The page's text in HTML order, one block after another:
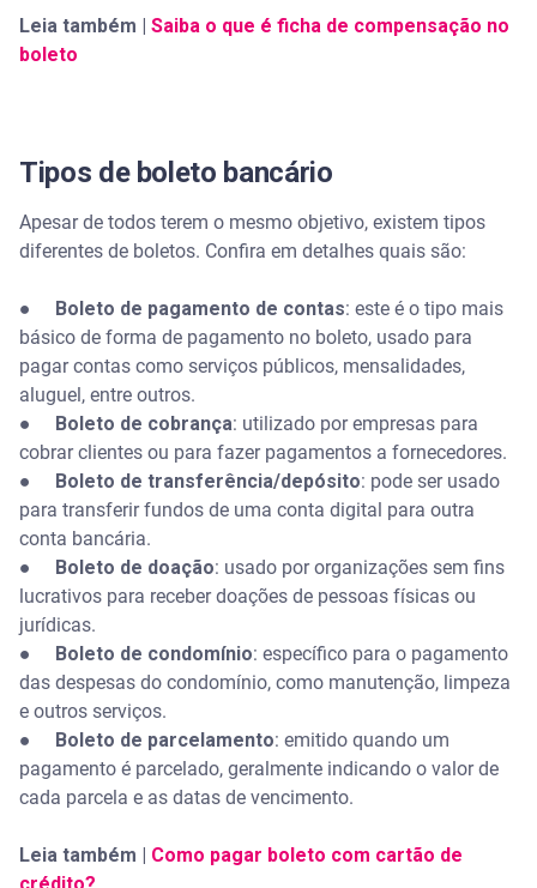
Leia também |
Saiba o que é ficha de compensação no
boleto
Tipos de boleto bancário
Apesar de todos terem o mesmo objetivo, existem tipos
diferentes de boletos. Confira em detalhes quais são:
● Boleto de pagamento de contas: este é o tipo mais
básico de forma de pagamento no boleto, usado para
pagar contas como serviços públicos, mensalidades,
aluguel, entre outros.
●
Boleto de cobrança: utilizado por empresas para
cobrar clientes ou para fazer pagamentos a fornecedores.
●
Boleto de transferência/depósito: pode ser usado
para transferir fundos de uma conta digital para outra
conta bancária.
●
Boleto de doação: usado por organizações sem fins
lucrativos para receber doações de pessoas físicas ou
jurídicas.
●
Boleto de condomínio: específico para o pagamento
das despesas do condomínio, como manutenção, limpeza
e outros serviços.
●
Boleto de parcelamento: emitido quando um
pagamento é parcelado, geralmente indicando o valor de
cada parcela e as datas de vencimento.
Leia também |
Como pagar boleto com cartão de